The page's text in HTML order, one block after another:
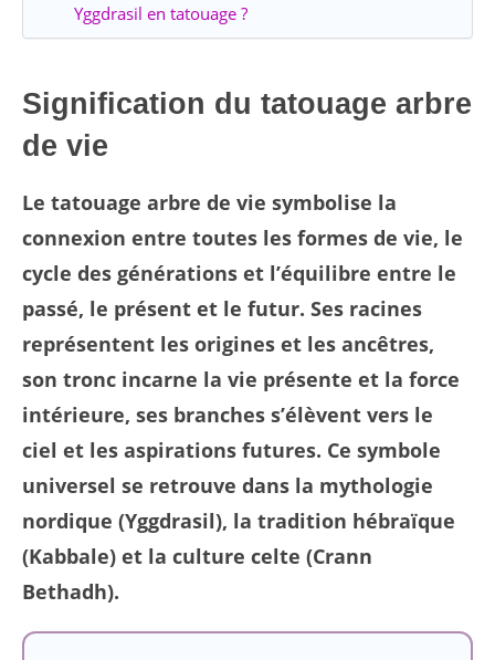
Yggdrasil en tatouage ?
Signification du tatouage arbre
de vie
Le tatouage arbre de vie symbolise la
connexion entre toutes les formes de vie, le
cycle des générations et l’équilibre entre le
passé, le présent et le futur. Ses racines
représentent les origines et les ancêtres,
son tronc incarne la vie présente et la force
intérieure, ses branches s’élèvent vers le
ciel et les aspirations futures. Ce symbole
universel se retrouve dans la mythologie
nordique (Yggdrasil), la tradition hébraïque
(Kabbale) et la culture celte (Crann
Bethadh).